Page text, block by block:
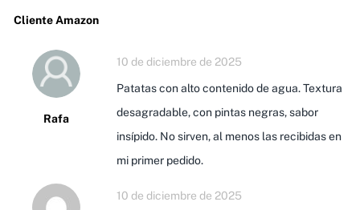
Cliente Amazon
Rafa
10 de diciembre de 2025
Patatas con alto contenido de agua. Textura
desagradable, con pintas negras, sabor
insípido. No sirven, al menos las recibidas en
mi primer pedido.
10 de diciembre de 2025